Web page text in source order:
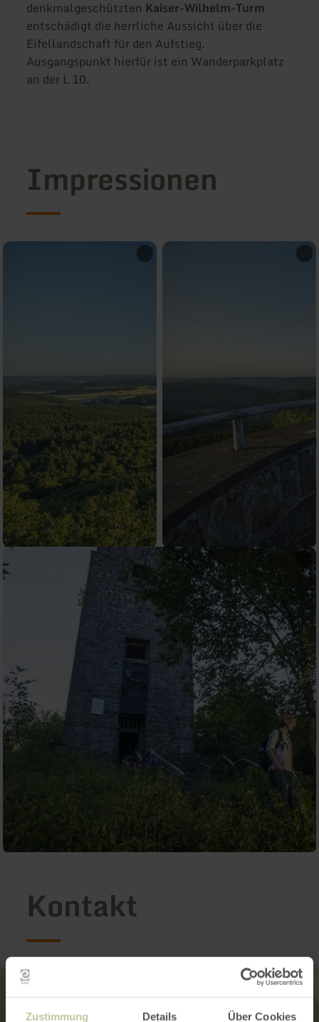
Zustimmung Details Über Cookies
denkmalgeschützten Kaiser-Wilhelm-Turm
entschädigt die herrliche Aussicht über die
Eifellandschaft für den Aufstieg.
Ausgangspunkt hierfür ist ein Wanderparkplatz
an der L 10.
Impressionen
Kontakt